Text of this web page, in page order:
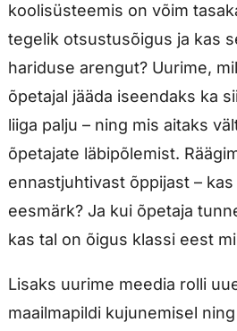
koolisüsteemis on võim
tegelik otsustusõigus ja kas
hariduse arengut? Uurime,
õpetajal jääda iseendaks ka
liiga palju – ning mis aitaks
õpetajate läbipõlemist.
ennastjuhtivast õppijast –
eesmärk? Ja kui õpetaja
kas tal on õigus klassi eest
Lisaks uurime meedia rolli
maailmapildi kujunemisel